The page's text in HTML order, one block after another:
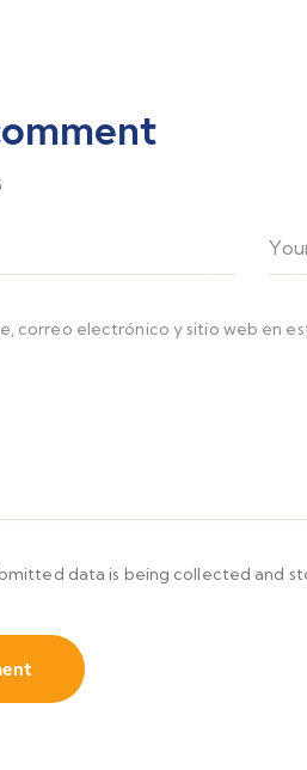
correo electrónico y sitio web en
data is being collected and